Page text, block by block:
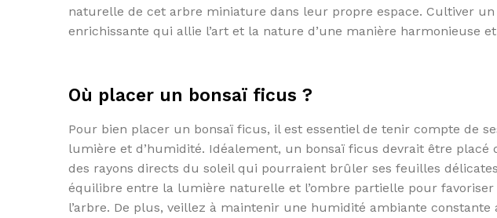
naturelle de cet arbre miniature dans leur propre espace. Cultiver
enrichissante qui allie l’art et la nature d’une manière harmonieuse
Où placer un bonsaï ficus ?
Pour bien placer un bonsaï ficus, il est essentiel de tenir compte de
lumière et d’humidité. Idéalement, un bonsaï ficus devrait être placé
des rayons directs du soleil qui pourraient brûler ses feuilles
équilibre entre la lumière naturelle et l’ombre partielle pour favoriser
l’arbre. De plus, veillez à maintenir une humidité ambiante